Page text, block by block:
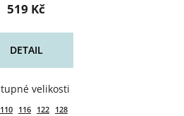
519 Kč
DETAIL
110 116 122 128